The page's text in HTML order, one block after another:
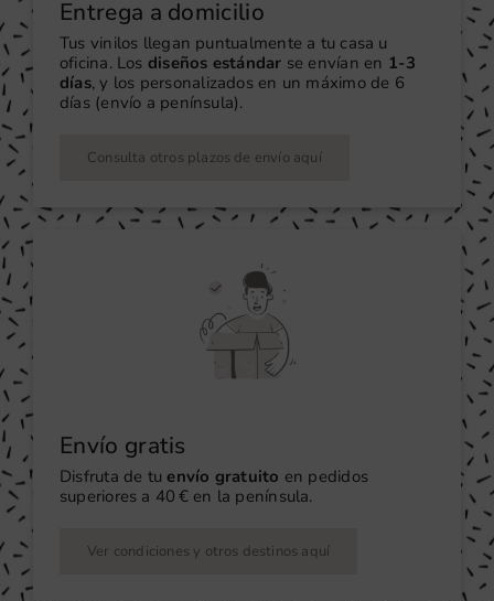
Entrega a domicilio
Tus vinilos llegan puntualmente a tu casa u
oficina. Los diseños estándar se envían en 1-3
días, y los personalizados en un máximo de 6
días (envío a península).
Consulta otros plazos de envío aquí
Envío gratis
Disfruta de tu envío gratuito en pedidos
superiores a 40 € en la península.
Ver condiciones y otros destinos aquí